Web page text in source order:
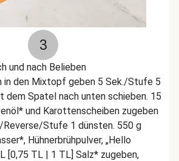
3
und nach Belieben
in den Mixtopf geben 5 Sek./Stufe 5
dem Spatel nach unten schieben. 15
und Karottenscheiben zugeben
Reverse/Stufe 1 dünsten. 550 g
Hühnerbrühpulver, „Hello
[0,75 TL | 1 TL] Salz* zugeben,